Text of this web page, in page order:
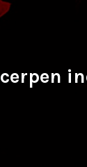
cerpen